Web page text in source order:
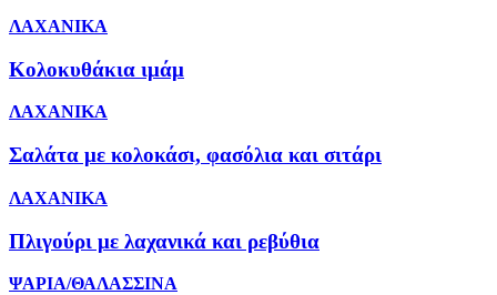
ΛΑΧΑΝΙΚΑ
Κολοκυθάκια ιμάμ
ΛΑΧΑΝΙΚΑ
Σαλάτα με κολοκάσι, φασόλια και σιτάρι
ΛΑΧΑΝΙΚΑ
Πλιγούρι με λαχανικά και ρεβύθια
ΨΑΡΙΑ/ΘΑΛΑΣΣΙΝΑ